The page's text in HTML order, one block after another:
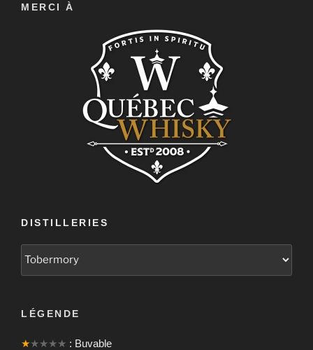
MERCI À
DISTILLERIES
LÉGENDE
★★★★★ : Buvable